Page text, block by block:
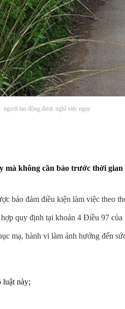
người lao động được nghỉ việc ngay
mà không cần báo trước thời gian
bảo đảm điều kiện làm việc theo
quy định tại khoản 4 Điều 97 của
mạ, hành vi làm ảnh hưởng đến
luật này;